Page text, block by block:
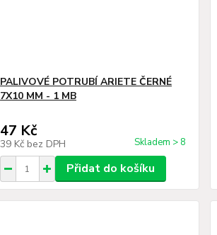
PALIVOVÉ POTRUBÍ ARIETE ČERNÉ
7X10 MM - 1 MB
47 Kč
39 Kč bez DPH Skladem > 8
Přidat do košíku